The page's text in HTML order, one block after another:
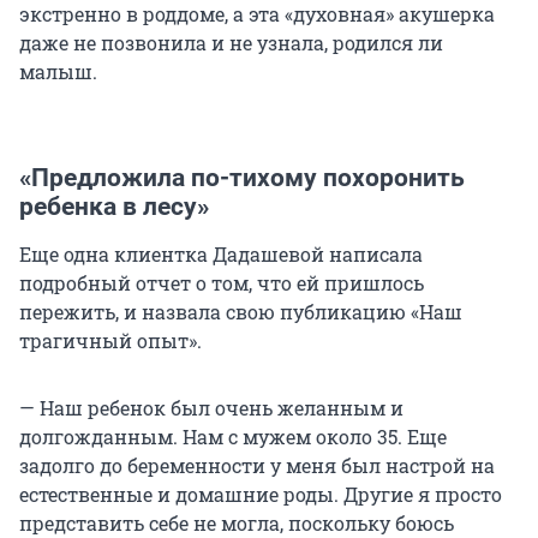
экстренно в роддоме, а эта «духовная» акушерка
даже не позвонила и не узнала, родился ли
малыш.
«Предложила по-тихому похоронить
ребенка в лесу»
Еще одна клиентка Дадашевой написала
подробный отчет о том, что ей пришлось
пережить, и назвала свою публикацию «Наш
трагичный опыт».
— Наш ребенок был очень желанным и
долгожданным. Нам с мужем около 35. Еще
задолго до беременности у меня был настрой на
естественные и домашние роды. Другие я просто
представить себе не могла, поскольку боюсь